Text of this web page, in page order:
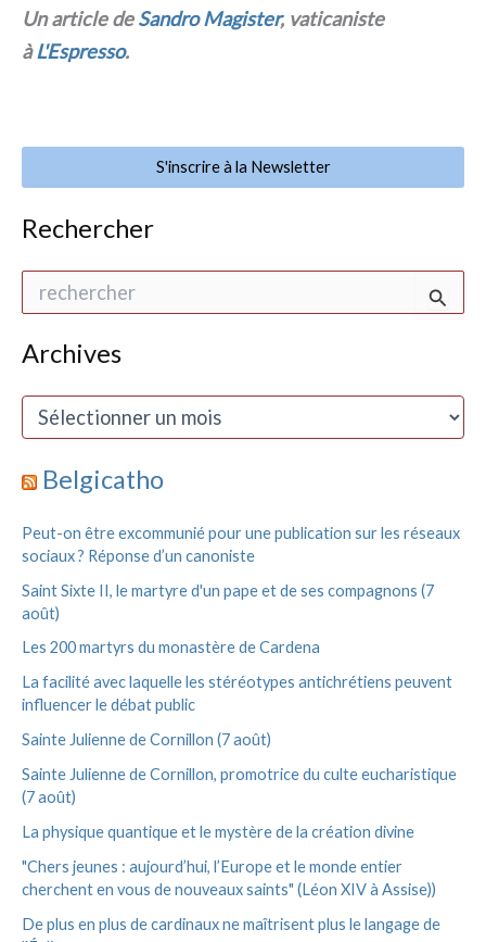
Un arti­cle deSandro Magister, vati­ca­ni­ste
àL'Espresso.
S'inscrire à la Newsletter
Rechercher
h
e
h
r
Archives
A
i
e
s
Belgicatho
Peut-on être excommunié pour une publication sur les réseaux
sociaux ? Réponse d’un canoniste
Saint Sixte II, le martyre d'un pape et de ses compagnons (7
août)
Les 200 martyrs du monastère de Cardena
La facilité avec laquelle les stéréotypes antichrétiens peuvent
influencer le débat public
Sainte Julienne de Cornillon (7 août)
Sainte Julienne de Cornillon, promotrice du culte eucharistique
(7 août)
La physique quantique et le mystère de la création divine
"Chers jeunes : aujourd’hui, l’Europe et le monde entier
cherchent en vous de nouveaux saints" (Léon XIV à Assise))
De plus en plus de cardinaux ne maîtrisent plus le langage de